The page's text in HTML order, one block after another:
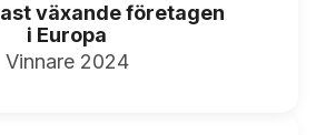
växande företagen
i Europa
Vinnare 2024